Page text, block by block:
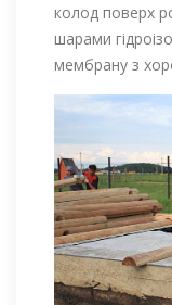
колод поверх
шарами
мембрану з